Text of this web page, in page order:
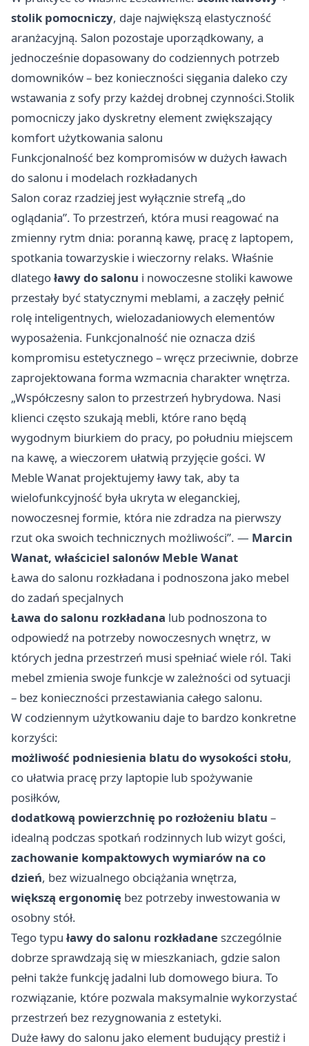
stolik pomocniczy, daje największą elastyczność
aranżacyjną. Salon pozostaje uporządkowany, a
jednocześnie dopasowany do codziennych potrzeb
domowników – bez konieczności sięgania daleko czy
wstawania z sofy przy każdej drobnej czynności.Stolik
pomocniczy jako dyskretny element zwiększający
komfort użytkowania salonu
Funkcjonalność bez kompromisów w dużych ławach
do salonu i modelach rozkładanych
Salon coraz rzadziej jest wyłącznie strefą „do
oglądania”. To przestrzeń, która musi reagować na
zmienny rytm dnia: poranną kawę, pracę z laptopem,
spotkania towarzyskie i wieczorny relaks. Właśnie
dlategoławy do salonu i nowoczesne stoliki kawowe
przestały być statycznymi meblami, a zaczęły pełnić
rolę inteligentnych, wielozadaniowych elementów
wyposażenia. Funkcjonalność nie oznacza dziś
kompromisu estetycznego – wręcz przeciwnie, dobrze
zaprojektowana forma wzmacnia charakter wnętrza.
„Współczesny salon to przestrzeń hybrydowa. Nasi
klienci często szukają mebli, które rano będą
wygodnym biurkiem do pracy, po południu miejscem
na kawę, a wieczorem ułatwią przyjęcie gości. W
Meble Wanat projektujemy ławy tak, aby ta
wielofunkcyjność była ukryta w eleganckiej,
nowoczesnej formie, która nie zdradza na pierwszy
rzut oka swoich technicznych możliwości”. — Marcin
Wanat, właściciel salonów Meble Wanat
Ława do salonu rozkładana i podnoszona jako mebel
do zadań specjalnych
Ława do salonu rozkładana lub podnoszona to
odpowiedź na potrzeby nowoczesnych wnętrz, w
których jedna przestrzeń musi spełniać wiele ról. Taki
mebel zmienia swoje funkcje w zależności od sytuacji
– bez konieczności przestawiania całego salonu.
W codziennym użytkowaniu daje to bardzo konkretne
korzyści:
możliwość podniesienia blatu do wysokości stołu,
co ułatwia pracę przy laptopie lub spożywanie
posiłków,
dodatkową powierzchnię po rozłożeniu blatu –
idealną podczas spotkań rodzinnych lub wizyt gości,
zachowanie kompaktowych wymiarów na co
dzień, bez wizualnego obciążania wnętrza,
większą ergonomię bez potrzeby inwestowania w
osobny stół.
Tego typu ławy do salonu rozkładane szczególnie
dobrze sprawdzają się w mieszkaniach, gdzie salon
pełni także funkcję jadalni lub domowego biura. To
rozwiązanie, które pozwala maksymalnie wykorzystać
przestrzeń bez rezygnowania z estetyki.
Duże ławy do salonu jako element budujący prestiż i